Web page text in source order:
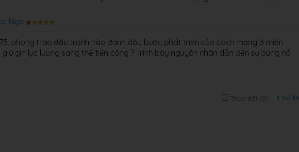
Nga
phong trào đấu tranh nào đánh dấu bước phát triển của cách mạng ở miền
gìn lực lượng sang thế tiến công ? Trình bày nguyên nhân dẫn đến sự bùng nổ
Theo dõi (0) 1 Trả lời